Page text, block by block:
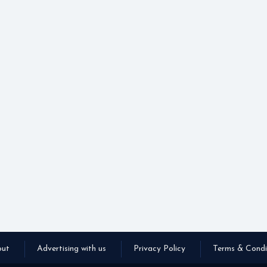
Advertising with us Privacy Policy Terms &